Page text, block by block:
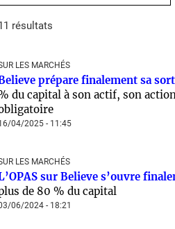
résultats
LES MARCHÉS
prépare finalement sa
du capital à son actif, son
04/2025 - 11:45
LES MARCHÉS
sur Believe s’ouvre
de 80 % du capital
06/2024 - 18:21